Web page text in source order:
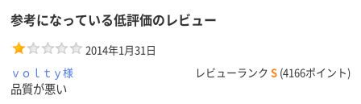
参考になっている低評価のレビュー
2014年1月31日
ｖｏｌｔｙ様
レビューランク S (4166ポイント)
品質が悪い